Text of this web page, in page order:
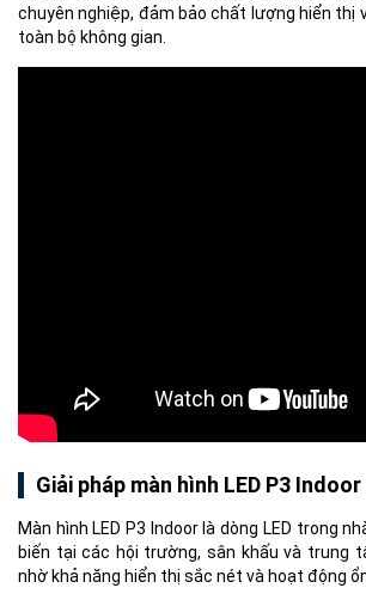
chuyên nghiệp, đảm bảo chất lượng hiển thị
toàn bộ không gian.
Giải pháp màn hình LED P3
Màn hình LED P3 Indoor là dòng LED trong
biến tại các hội trường, sân khấu và trung
nhờ khả năng hiển thị sắc nét và hoạt động